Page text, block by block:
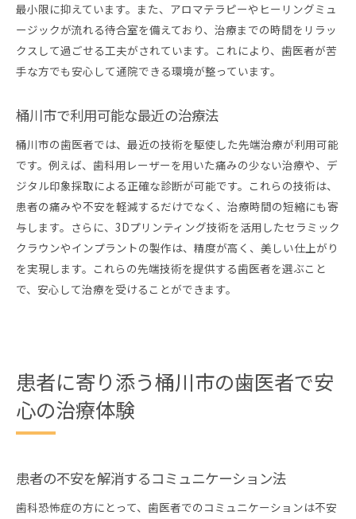
最小限に抑えています。また、アロマテラピーやヒーリングミュ
ージックが流れる待合室を備えており、治療までの時間をリラッ
クスして過ごせる工夫がされています。これにより、歯医者が苦
手な方でも安心して通院できる環境が整っています。
桶川市で利用可能な最近の治療法
桶川市の歯医者では、最近の技術を駆使した先端治療が利用可能
です。例えば、歯科用レーザーを用いた痛みの少ない治療や、デ
ジタル印象採取による正確な診断が可能です。これらの技術は、
患者の痛みや不安を軽減するだけでなく、治療時間の短縮にも寄
与します。さらに、3Dプリンティング技術を活用したセラミック
クラウンやインプラントの製作は、精度が高く、美しい仕上がり
を実現します。これらの先端技術を提供する歯医者を選ぶこと
で、安心して治療を受けることができます。
患者に寄り添う桶川市の歯医者で安
心の治療体験
患者の不安を解消するコミュニケーション法
歯科恐怖症の方にとって、歯医者でのコミュニケーションは不安